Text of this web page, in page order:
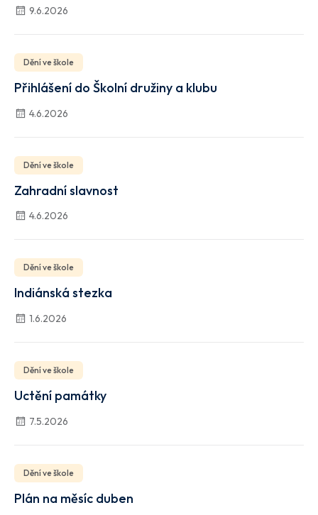
9.6.2026
Dění ve škole
Přihlášení do Školní družiny a klubu
4.6.2026
Dění ve škole
Zahradní slavnost
4.6.2026
Dění ve škole
Indiánská stezka
1.6.2026
Dění ve škole
Uctění památky
7.5.2026
Dění ve škole
Plán na měsíc duben